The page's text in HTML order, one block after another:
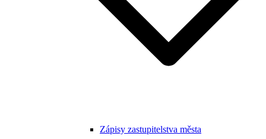
Zápisy zastupitelstva města